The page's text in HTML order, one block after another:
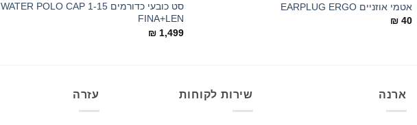
אטמי אוזניים EARPLUG ERGO
₪ 40
סט כובעי כדורמים WATER POLO CAP 1-15
FINA+LEN
₪1,499
ארנה שירות לקוחות עזרה